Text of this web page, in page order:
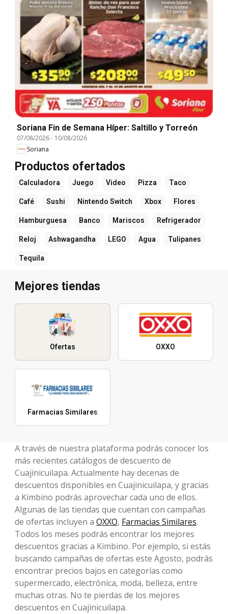
Soriana Fin de Semana Híper: Saltillo y Torreón
07/08/2026- 10/08/2026
Soriana
Productos ofertados
Calculadora Juego Video Pizza Taco
Café Sushi Nintendo Switch Xbox Flores
Hamburguesa Banco Mariscos Refrigerador
Reloj Ashwagandha LEGO Agua Tulipanes
Tequila
Mejores tiendas
Ofertas OXXO
Farmacias Similares
A través de nuestra plataforma podrás conocer los
más recientes catálogos de descuento de
Cuajinicuilapa. Actualmente hay decenas de
descuentos disponibles en Cuajinicuilapa, y gracias
a Kimbino podrás aprovechar cada uno de ellos.
Algunas de las tiendas que cuentan con campañas
de ofertas incluyen a OXXO, Farmacias Similares.
Todos los meses podrás encontrar los mejores
descuentos gracias a Kimbino. Por ejemplo, si estás
buscando campañas de ofertas este Agosto, podrás
encontrar precios bajos en categorías como
supermercado, electrónica, moda, belleza, entre
muchas otras. No te pierdas de los mejores
descuentos en Cuajinicuilapa.